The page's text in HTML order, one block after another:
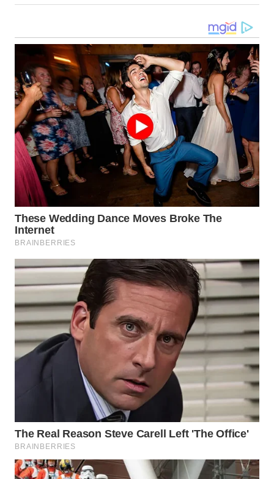
SULUT
WN
MALUKU
WN
MALUT
WN
DAIRI
WN
DANAU
TOBA
WN
NIAS
LANGKAT
WN
TAPANULI
SELATAN
WN
KARO